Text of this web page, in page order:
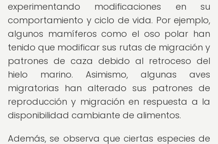
experimentando modificaciones en su
comportamiento y ciclo de vida. Por ejemplo,
algunos mamíferos como el oso polar han
tenido que modificar sus rutas de migración y
patrones de caza debido al retroceso del
hielo marino. Asimismo, algunas aves
migratorias han alterado sus patrones de
reproducción y migración en respuesta a la
disponibilidad cambiante de alimentos.
Además, se observa que ciertas especies de